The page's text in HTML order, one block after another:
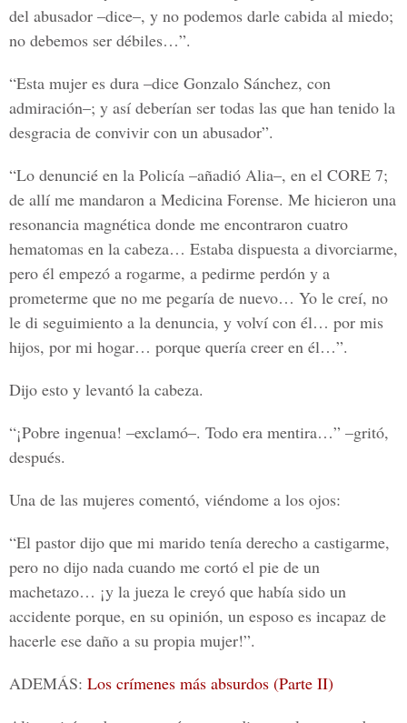
del abusador –dice–, y no podemos darle cabida al miedo;
no debemos ser débiles…”.
“Esta mujer es dura –dice Gonzalo Sánchez, con
admiración–; y así deberían ser todas las que han tenido la
desgracia de convivir con un abusador”.
“Lo denuncié en la Policía –añadió Alia–, en el CORE 7;
de allí me mandaron a Medicina Forense. Me hicieron una
resonancia magnética donde me encontraron cuatro
hematomas en la cabeza… Estaba dispuesta a divorciarme,
pero él empezó a rogarme, a pedirme perdón y a
prometerme que no me pegaría de nuevo… Yo le creí, no
le di seguimiento a la denuncia, y volví con él… por mis
hijos, por mi hogar… porque quería creer en él…”.
Dijo esto y levantó la cabeza.
“¡Pobre ingenua! –exclamó–. Todo era mentira…” –gritó,
después.
Una de las mujeres comentó, viéndome a los ojos:
“El pastor dijo que mi marido tenía derecho a castigarme,
pero no dijo nada cuando me cortó el pie de un
machetazo… ¡y la jueza le creyó que había sido un
accidente porque, en su opinión, un esposo es incapaz de
hacerle ese daño a su propia mujer!”.
ADEMÁS: Los crímenes más absurdos (Parte II)